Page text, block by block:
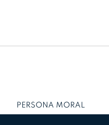
PERSONA MORAL